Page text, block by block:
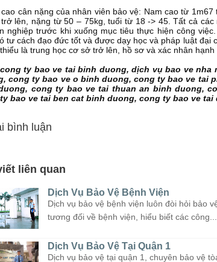
cân nặng của nhân viên bảo vệ: Nam cao từ
lên, nặng từ 50 – 75kg, tuổi từ 18 -> 45. Tất cả
nghiệp trước khi xuống mục tiêu thực hiện công
tư cách đạo đức tốt và được dạy học và pháp luật đại
là trung học cơ sở trở lên, hồ sơ và xác nhân hạnh
cong ty bao ve tai binh duong, dịch vụ bao ve nha
cong ty bao ve o binh duong, cong ty bao ve tai
cong ty bao ve tai thuan an binh duong,
bao ve tai ben cat binh duong, cong ty bao ve
bình luận
liên quan
Dịch Vụ Bảo Vệ Bệnh Viện
Dịch vụ bảo vệ bệnh viện luôn đòi hỏi bảo
tương đối về bệnh viện, hiểu biết các công...
Dịch Vụ Bảo Vệ Tại Quận 1
Dịch vụ bảo vệ tại quận 1, chuyên bảo vệ